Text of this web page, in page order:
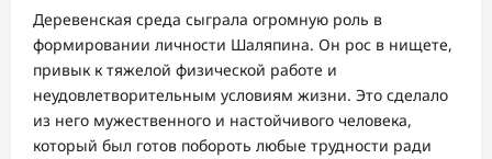
Деревенская среда сыграла огромную роль в
формировании личности Шаляпина. Он рос в нищете,
привык к тяжелой физической работе и
неудовлетворительным условиям жизни. Это сделало
из него мужественного и настойчивого человека,
который был готов побороть любые трудности ради